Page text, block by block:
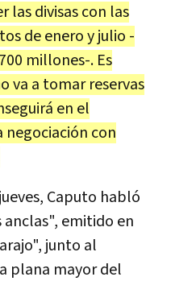
las divisas con las
de enero y julio -
millones-. Es
va a tomar reservas
en el
negociación con
Caputo habló
emitido en
junto al
plana mayor del